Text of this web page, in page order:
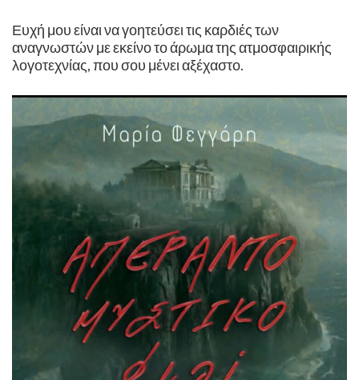
Ευχή μου είναι να γοητεύσει τις καρδιές των
αναγνωστών με εκείνο το άρωμα της ατμοσφαιρικής
λογοτεχνίας, που σου μένει αξέχαστο.